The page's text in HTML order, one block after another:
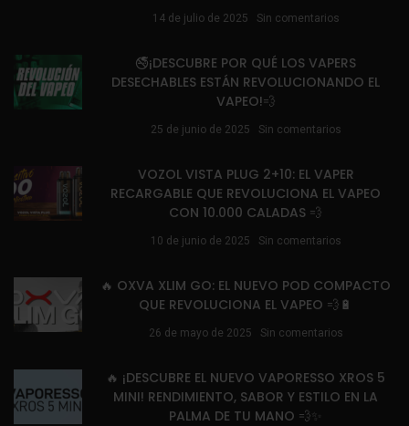
14 de julio de 2025 Sin comentarios
🚭¡DESCUBRE POR QUÉ LOS VAPERS
DESECHABLES ESTÁN REVOLUCIONANDO EL
VAPEO!💨
25 de junio de 2025 Sin comentarios
VOZOL VISTA PLUG 2+10: EL VAPER
RECARGABLE QUE REVOLUCIONA EL VAPEO
CON 10.000 CALADAS 💨
10 de junio de 2025 Sin comentarios
🔥 OXVA XLIM GO: EL NUEVO POD COMPACTO
QUE REVOLUCIONA EL VAPEO 💨🔋
26 de mayo de 2025 Sin comentarios
🔥 ¡DESCUBRE EL NUEVO VAPORESSO XROS 5
MINI! RENDIMIENTO, SABOR Y ESTILO EN LA
PALMA DE TU MANO 💨✨